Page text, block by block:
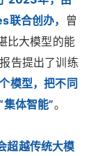
合创办，
曾
比大模型的能
告提出了训练
模型，把不同
体智能”。
超越传统大模